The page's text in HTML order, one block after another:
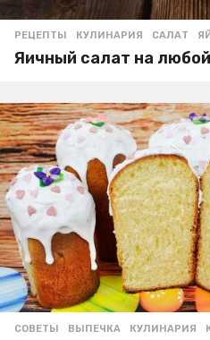
РЕЦЕПТЫ КУЛИНАРИЯ ,САЛАТ ,
Яичный салат на
СОВЕТЫ ВЫПЕЧКА ,КУЛИНАРИЯ ,